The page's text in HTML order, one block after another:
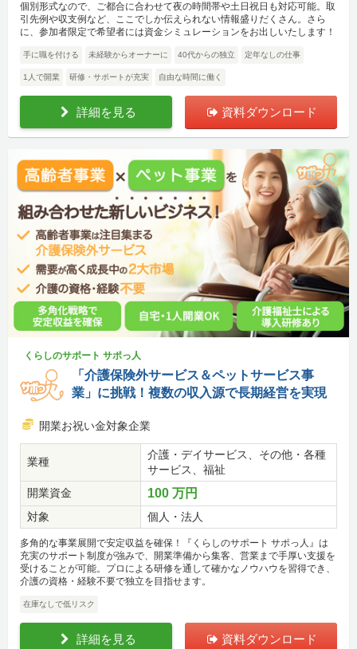
個別形式なので、ご都合に合わせて夜の時間帯や土日祝日も対応可能。取
引先例や収支例など、ここでしか伝えられない情報盛りだくさん。さら
に、参加者限定で希望者には資金シミュレーションをお出しいたします！
手に職を付ける 未経験からオーナーに 40代からの独立 定年なしの仕事
1人で開業 研修・サポートが充実 自由な時間に働く
詳細を見る 資料ダウンロード
くらしのサポート サポっ人
「介護保険外サービス＆ペットサービス事
業」に挑戦！複数の収入源で長期経営を実現
開業お祝い金対象企業
業種
介護・デイサービス、その他・各種
サービス、福祉
開業資金
100 万円
対象 個人・法人
多角的な事業展開で安定収益を確保！『くらしのサポート サポっ人』は
充実のサポート制度が強みで、開業準備から集客、営業まで手厚い支援を
受けることが可能。プロによる研修を通して確かなノウハウを習得でき、
介護の資格・経験不要で独立を目指せます。
在庫なしで低リスク
詳細を見る 資料ダウンロード